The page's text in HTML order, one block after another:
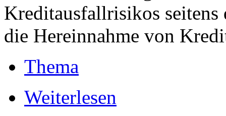
Kreditausfallrisikos seitens
die Hereinnahme von
Thema
Weiterlesen